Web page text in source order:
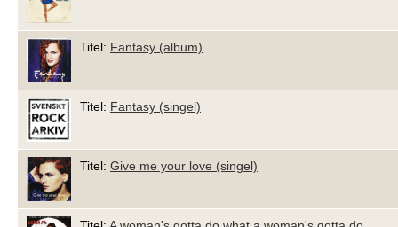
Titel: Fantasy (album)
Titel: Fantasy (singel)
Titel: Give me your love (singel)